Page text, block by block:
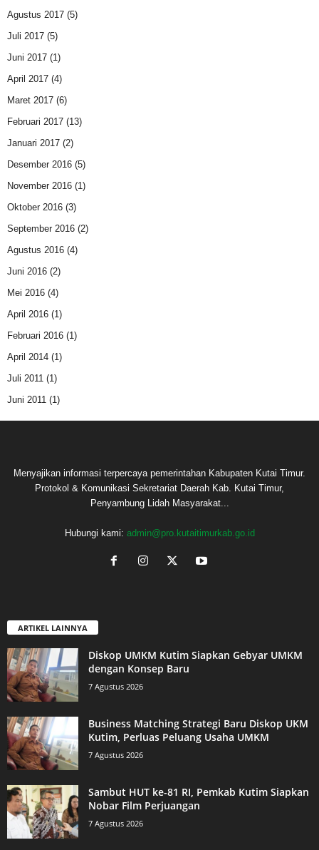
Agustus 2017 (5)
Juli 2017 (5)
Juni 2017 (1)
April 2017 (4)
Maret 2017 (6)
Februari 2017 (13)
Januari 2017 (2)
Desember 2016 (5)
November 2016 (1)
Oktober 2016 (3)
September 2016 (2)
Agustus 2016 (4)
Juni 2016 (2)
Mei 2016 (4)
April 2016 (1)
Februari 2016 (1)
April 2014 (1)
Juli 2011 (1)
Juni 2011 (1)
Menyajikan informasi terpercaya pemerintahan Kabupaten Kutai Timur.
Protokol & Komunikasi Sekretariat Daerah Kab. Kutai Timur,
Penyambung Lidah Masyarakat...
Hubungi kami: admin@pro.kutaitimurkab.go.id
ARTIKEL LAINNYA
Diskop UMKM Kutim Siapkan Gebyar UMKM
dengan Konsep Baru
7 Agustus 2026
Business Matching Strategi Baru Diskop UKM
Kutim, Perluas Peluang Usaha UMKM
7 Agustus 2026
Sambut HUT ke-81 RI, Pemkab Kutim Siapkan
Nobar Film Perjuangan
7 Agustus 2026